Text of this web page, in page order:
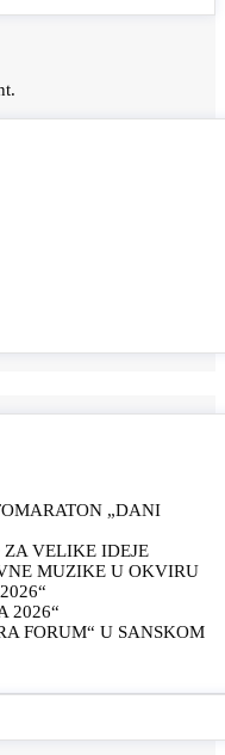
„DANI
VELIKE IDEJE
MUZIKE U OKVIRU
2026“
FORUM“ U SANSKOM